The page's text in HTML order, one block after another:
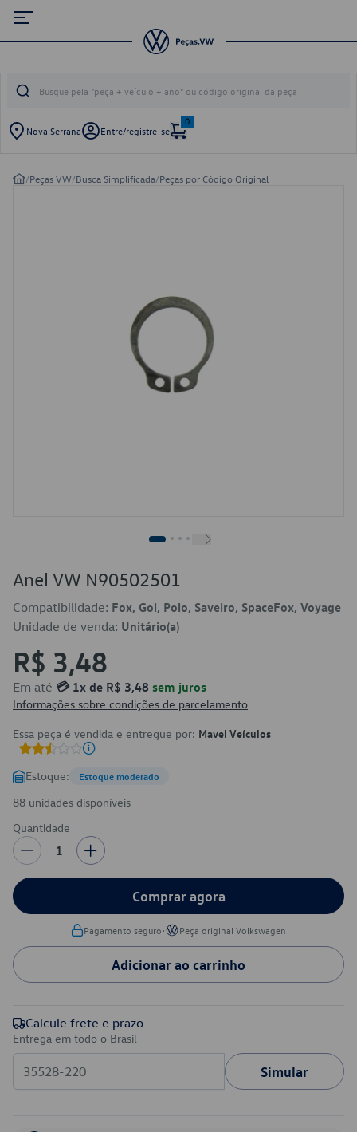
Nova Serrana Entre/registre-se
0
/Peças VW/Busca Simplificada/Peças por Código Original
Anel VW N90502501
Compatibilidade: Fox, Gol, Polo, Saveiro, SpaceFox, Voyage
Unidade de venda: Unitário(a)
R$ 3,48
Em até 💳 1x de R$ 3,48 sem juros
Informações sobre condições de parcelamento
Essa peça é vendida e entregue por: Mavel Veículos
Estoque: Estoque moderado
88 unidades disponíveis
Quantidade
1
Comprar agora
Pagamento seguro• Peça original Volkswagen
Adicionar ao carrinho
Calcule frete e prazo
Entrega em todo o Brasil
Simular